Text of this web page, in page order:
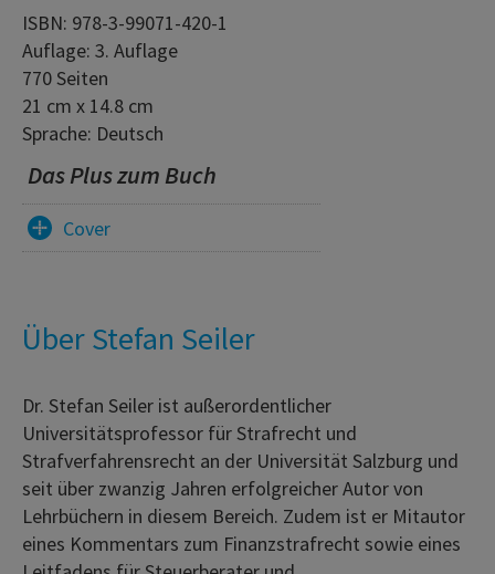
ISBN: 978-3-99071-420-1
Auflage: 3. Auflage
770 Seiten
21 cm x 14.8 cm
Sprache: Deutsch
Das Plus zum Buch
Cover
Über Stefan Seiler
Dr. Stefan Seiler ist außerordentlicher
Universitätsprofessor für Strafrecht und
Strafverfahrensrecht an der Universität Salzburg und
seit über zwanzig Jahren erfolgreicher Autor von
Lehrbüchern in diesem Bereich. Zudem ist er Mitautor
eines Kommentars zum Finanzstrafrecht sowie eines